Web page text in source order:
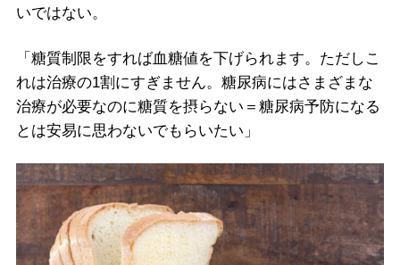
いではない。
「糖質制限をすれば血糖値を下げられます。ただしこ
れは治療の1割にすぎません。糖尿病にはさまざまな
治療が必要なのに糖質を摂らない＝糖尿病予防になる
とは安易に思わないでもらいたい」